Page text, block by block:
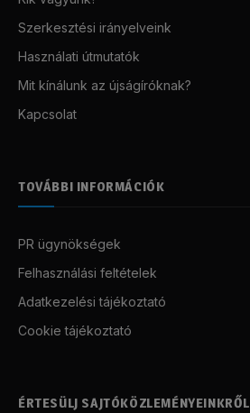
Szerkesztési irányelveink
Használati útmutatók
Mit kínálunk az újságíróknak?
Kapcsolat
TOVÁBBI INFORMÁCIÓK
PR ügynökségek
Felhasználási feltételek
Adatkezelési tájékoztató
Cookie tájékoztató
ÉRTESÜLJ SAJTÓKÖZLEMÉNYEINKRŐL